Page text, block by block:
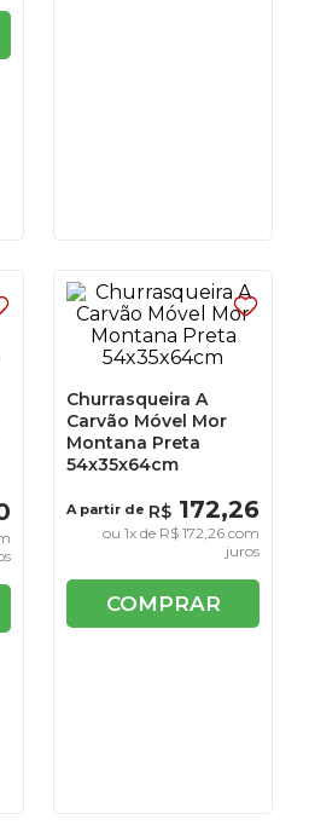
Churrasqueira A
Carvão Móvel Mor
Montana Preta
54x35x64cm
A partir de R$ 172,26
ou1x de R$ 172,26 com
juros
COMPRAR